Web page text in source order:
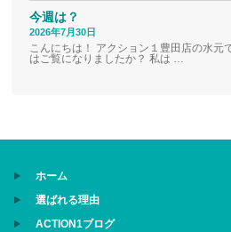
今週は？
2026年7月30日
こんにちは！ アクション１豊田店の水元
はご覧になりましたか？ 私は …
ホーム
選ばれる理由
ACTION1ブログ